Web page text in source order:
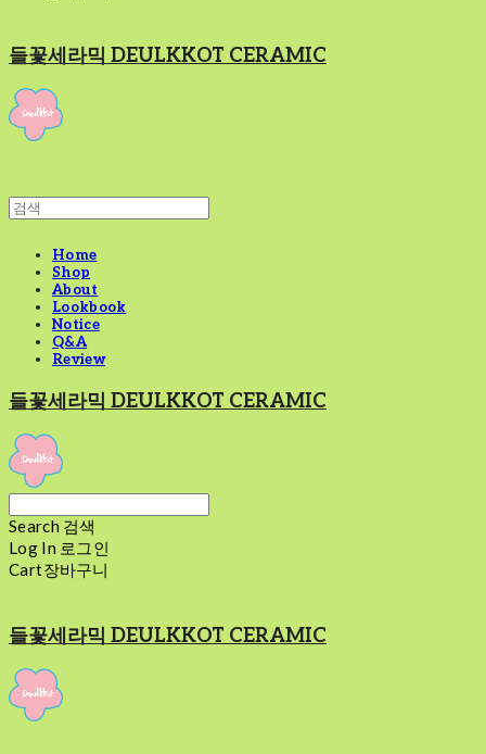
들꽃세라믹 DEULKKOT CERAMIC
Home
Shop
About
Lookbook
Notice
Q&A
Review
들꽃세라믹 DEULKKOT CERAMIC
Search 검색
Log In 로그인
Cart장바구니
들꽃세라믹 DEULKKOT CERAMIC